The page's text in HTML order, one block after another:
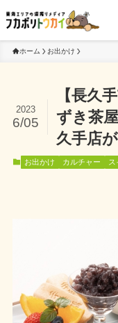
ホーム お出かけ
【長久
ずき茶
久手店
2023
6/05
お出かけ カルチャー ス